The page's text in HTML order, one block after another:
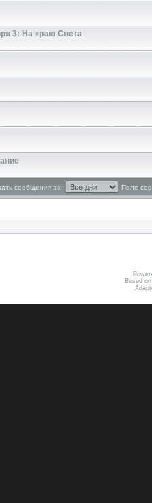
3: На краю Света
сообщения за: Поле
Based